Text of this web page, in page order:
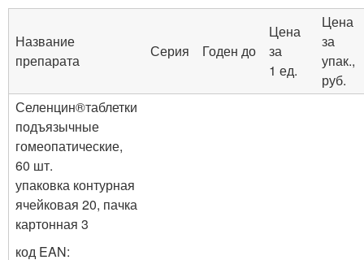
Название
препарата
Серия Годен до
Цена
за
1 ед.
Цена
за
упак.,
руб.
Селенцин®таблетки
подъязычные
гомеопатические,
60 шт.
упаковка контурная
ячейковая 20, пачка
картонная 3
код EAN: